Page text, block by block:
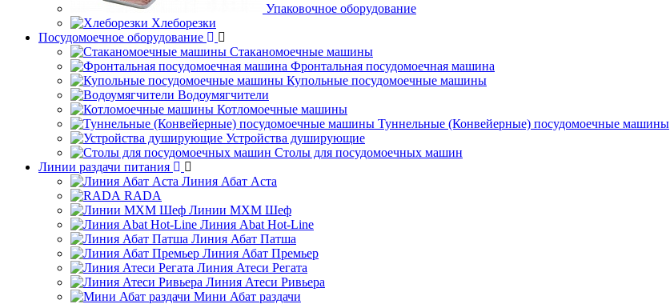
Упаковочное оборудование
Хлеборезки
Посудомоечное оборудование
Стаканомоечные машины
Фронтальная посудомоечная машина
Купольные посудомоечные машины
Водоумягчители
Котломоечные машины
Туннельные (Конвейерные) посудомоечные машины
Устройства душирующие
Столы для посудомоечных машин
Линии раздачи питания
Линия Абат Аста
RADA
Линии МХМ Шеф
Линия Abat Hot-Line
Линия Абат Патша
Линия Абат Премьер
Линия Атеси Регата
Линия Атеси Ривьера
Мини Абат раздачи